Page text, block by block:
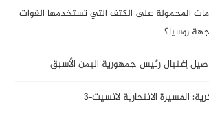
المحمولة على الكتف التي تستخدمها القوات
روسيا؟
إغتيال رئيس جمهورية اليمن الأسبق
المسيرة الانتحارية لانسيت-3